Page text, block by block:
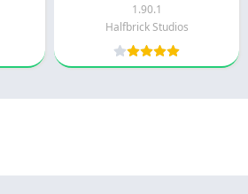
1.90.1
Halfbrick Studios